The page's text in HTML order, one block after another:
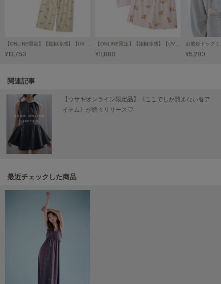
スペルガ
TAW&TOE
トーアンドトー
TEVA
テバ
ザバーネット
THE NORTH FACE
ザ・ノース・フェイス
TSURU by Mariko Oikawa
ツルバイマリコオイカワ
¥13,750 ¥11,880
お散歩ドッグ
¥5,280
関連記事
【ウサギオンライン限定品】《ここでしか買えない春ア
イテム》が続々リリース♡
最近チェックした商品